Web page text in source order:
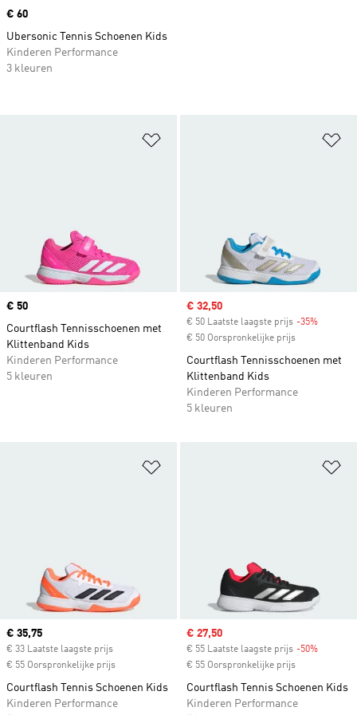
Price
€ 50
Courtflash Tennisschoenen met
Klittenband Kids
Kinderen Performance
5 kleuren
Sale price
€ 32,50
€ 50 Laatste laagste prijs -35%
€ 50 Oorspronkelijke prijs
Courtflash Tennisschoenen met
Klittenband Kids
Kinderen Performance
5 kleuren
Current price
€ 35,75
€ 33 Laatste laagste prijs
€ 55 Oorspronkelijke prijs
Courtflash Tennis Schoenen Kids
Kinderen Performance
Sale price
€ 27,50
€ 55 Laatste laagste prijs -50%
€ 55 Oorspronkelijke prijs
Courtflash Tennis Schoenen Kids
Kinderen Performance
Price
€ 60
Ubersonic Tennis Schoenen Kids
Kinderen Performance
3 kleuren